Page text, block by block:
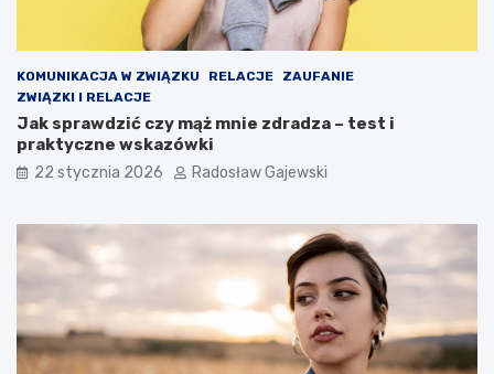
KOMUNIKACJA W ZWIĄZKU RELACJE
ZAUFANIE
ZWIĄZKI I RELACJE
Jak sprawdzić czy mąż mnie zdradza – test i
praktyczne wskazówki
22 stycznia 2026 Radosław Gajewski